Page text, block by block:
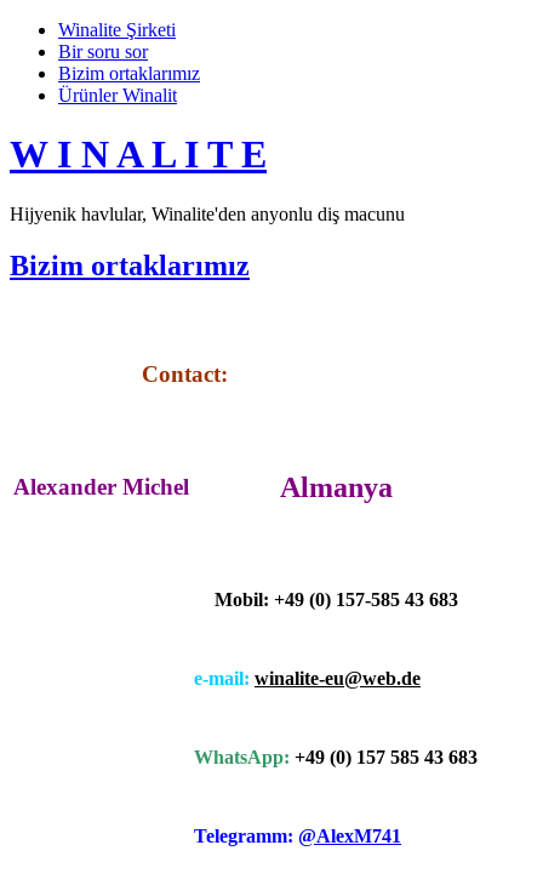
Winalite Şirketi
Bir soru sor
Bizim ortaklarımız
Ürünler Winalit
W I N A L I T E
Hijyenik havlular, Winalite'den anyonlu diş macunu
Bizim ortaklarımız
Contact:
Alexander Michel Almanya
Mobil: +49 (0) 157-585 43 683
e-mail: winalite-eu@web.de
WhatsApp: +49 (0) 157 585 43 683
Telegramm: @AlexM741